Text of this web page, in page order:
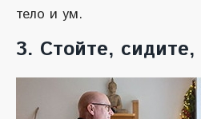
тело и ум.
3. Стойте, сидите,